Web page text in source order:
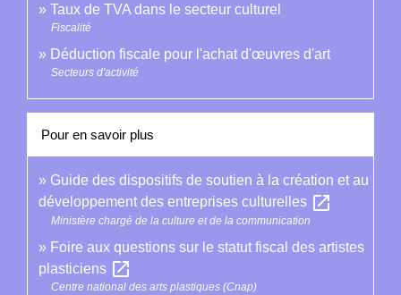
Taux de TVA dans le secteur culturel
Fiscalité
Déduction fiscale pour l'achat d'œuvres d'art
Secteurs d'activité
Pour en savoir plus
Guide des dispositifs de soutien à la création et au
développement des entreprises culturelles open_in_new
Ministère chargé de la culture et de la communication
Foire aux questions sur le statut fiscal des artistes
plasticiens open_in_new
Centre national des arts plastiques (Cnap)